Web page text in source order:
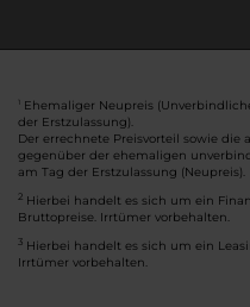
Ehemaliger Neupreis
der Erstzulassung).
Der errechnete Preisvorteil sowie die
gegenüber der ehemaligen
am Tag der Erstzulassung (Neupreis).
2 Hierbei handelt es sich um ein
Bruttopreise. Irrtümer vorbehalten.
3 Hierbei handelt es sich um ein
Irrtümer vorbehalten.